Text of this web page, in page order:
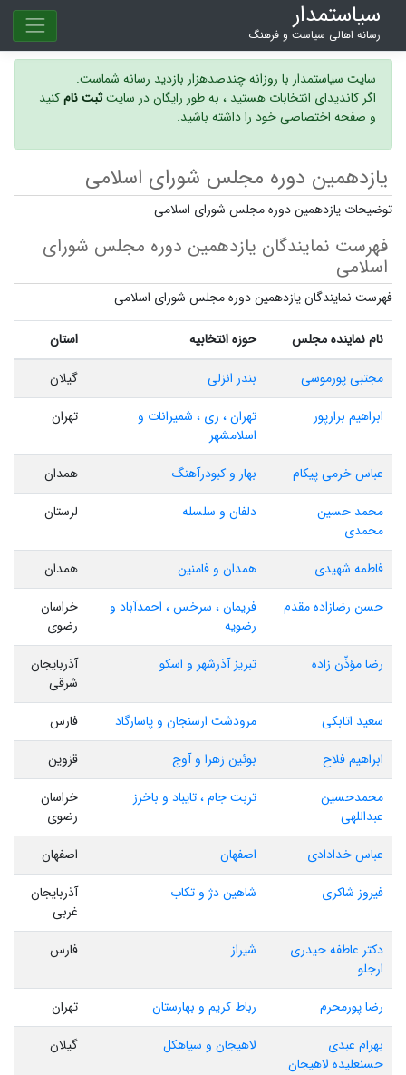
سیاستمدار
رسانه اهالی سیاست و فرهنگ
سایت سیاستمدار با روزانه چندصدهزار بازدید رسانه شماست.
اگر کاندیدای انتخابات هستید ، به طور رایگان در سایتثبت نامکنید
و صفحه اختصاصی خود را داشته باشید.
یازدهمین دوره مجلس شورای اسلامی
توضیحات یازدهمین دوره مجلس شورای اسلامی
فهرست نمایندگان یازدهمین دوره مجلس شورای
اسلامی
فهرست نمایندگان یازدهمین دوره مجلس شورای اسلامی
نام نماینده مجلس حوزه انتخابیه
استان
مجتبی پورموسی
بندر انزلی
گیلان
ابراهیم برارپور
تهران ، ری ، شمیرانات و
اسلامشهر
تهران
عباس خرمی پیکام بهار و کبودرآهنگ
همدان
محمد حسین
محمدی
دلفان و سلسله لرستان
فاطمه شهیدی همدان و فامنین
همدان
حسن رضازاده مقدم
فریمان ، سرخس ، احمدآباد و
رضویه
خراسان
رضوی
رضا مؤذّن زاده
تبریز آذرشهر و اسکو
آذربایجان
شرقی
سعید اتابکی
مرودشت ارسنجان و پاسارگاد
فارس
ابراهیم فلاح
بوئین زهرا و آوج
قزوین
محمدحسین
عبداللهی
تربت جام ، تایباد و باخرز
خراسان
رضوی
عباس خدادادی
اصفهان
اصفهان
فیروز شاکری
شاهین‌ دژ و تکاب
آذربایجان
غربی
دکتر عاطفه حیدری
ارجلو
شیراز فارس
رضا پورمحرم رباط کریم و بهارستان
تهران
بهرام عبدی
حسنعلیده لاهیجان
لاهیجان و سیاهکل گیلان